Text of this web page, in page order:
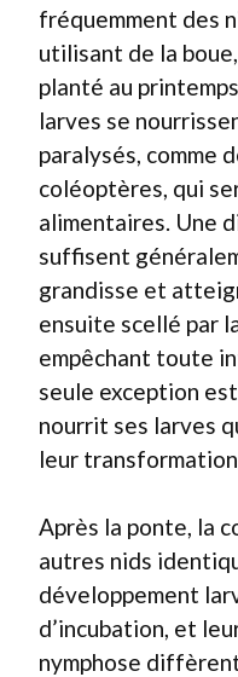
fréquemment des
utilisant de la
planté au
larves se
paralysés, comme
coléoptères, qui
alimentaires. Une
suffisent
grandisse et
ensuite scellé par
empêchant toute
seule exception
nourrit ses larves
leur transformation
Après la ponte, la
autres nids
développement
d’incubation, et
nymphose